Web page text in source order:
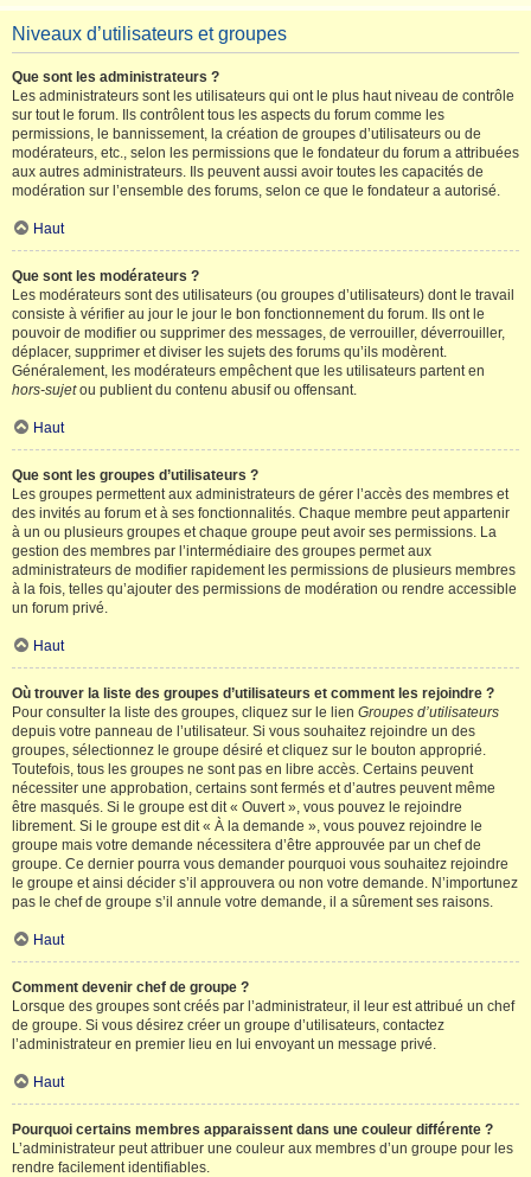
Niveaux d’utilisateurs et groupes
Que sont les administrateurs ?
Les administrateurs sont les utilisateurs qui ont le plus haut niveau de contrôle
sur tout le forum. Ils contrôlent tous les aspects du forum comme les
permissions, le bannissement, la création de groupes d’utilisateurs ou de
modérateurs, etc., selon les permissions que le fondateur du forum a attribuées
aux autres administrateurs. Ils peuvent aussi avoir toutes les capacités de
modération sur l’ensemble des forums, selon ce que le fondateur a autorisé.
Haut
Que sont les modérateurs ?
Les modérateurs sont des utilisateurs (ou groupes d’utilisateurs) dont le travail
consiste à vérifier au jour le jour le bon fonctionnement du forum. Ils ont le
pouvoir de modifier ou supprimer des messages, de verrouiller, déverrouiller,
déplacer, supprimer et diviser les sujets des forums qu’ils modèrent.
Généralement, les modérateurs empêchent que les utilisateurs partent en
hors-sujetou publient du contenu abusif ou offensant.
Haut
Que sont les groupes d’utilisateurs ?
Les groupes permettent aux administrateurs de gérer l’accès des membres et
des invités au forum et à ses fonctionnalités. Chaque membre peut appartenir
à un ou plusieurs groupes et chaque groupe peut avoir ses permissions. La
gestion des membres par l’intermédiaire des groupes permet aux
administrateurs de modifier rapidement les permissions de plusieurs membres
à la fois, telles qu’ajouter des permissions de modération ou rendre accessible
un forum privé.
Haut
Où trouver la liste des groupes d’utilisateurs et comment les rejoindre ?
Pour consulter la liste des groupes, cliquez sur le lien Groupes d’utilisateurs
depuis votre panneau de l’utilisateur. Si vous souhaitez rejoindre un des
groupes, sélectionnez le groupe désiré et cliquez sur le bouton approprié.
Toutefois, tous les groupes ne sont pas en libre accès. Certains peuvent
nécessiter une approbation, certains sont fermés et d’autres peuvent même
être masqués. Si le groupe est dit « Ouvert », vous pouvez le rejoindre
librement. Si le groupe est dit « À la demande », vous pouvez rejoindre le
groupe mais votre demande nécessitera d’être approuvée par un chef de
groupe. Ce dernier pourra vous demander pourquoi vous souhaitez rejoindre
le groupe et ainsi décider s’il approuvera ou non votre demande. N’importunez
pas le chef de groupe s’il annule votre demande, il a sûrement ses raisons.
Haut
Comment devenir chef de groupe ?
Lorsque des groupes sont créés par l’administrateur, il leur est attribué un chef
de groupe. Si vous désirez créer un groupe d’utilisateurs, contactez
l’administrateur en premier lieu en lui envoyant un message privé.
Haut
Pourquoi certains membres apparaissent dans une couleur différente ?
L’administrateur peut attribuer une couleur aux membres d’un groupe pour les
rendre facilement identifiables.